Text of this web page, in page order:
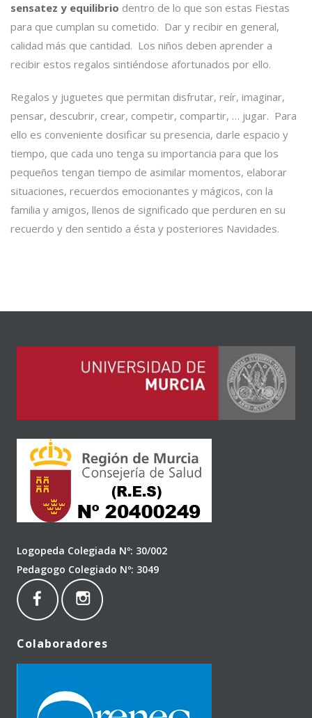
sensatez y equilibrio dentro de lo que son estas Fiestas
para que cumplan su cometido. Dar y recibir en general,
calidad más que cantidad. Los niños deben aprender a
recibir estos regalos sintiéndose afortunados por ello.
Regalos y juguetes que permitan disfrutar, reír, imaginar,
pensar, descubrir, crear, competir, compartir, … jugar. Para
ello es conveniente dosificar su presencia, darle espacio y
tiempo, que cada uno tenga su importancia para que los
pequeños tengan tiempo de asimilar momentos, elaborar
situaciones, recuerdos emocionantes y mágicos, con la
familia y amigos, llenos de significado que perduren en su
recuerdo y den sentido a ésta y posteriores Navidades.
Logopeda Colegiada Nº: 30/002
Pedagogo Colegiado Nº: 3049
Colaboradores